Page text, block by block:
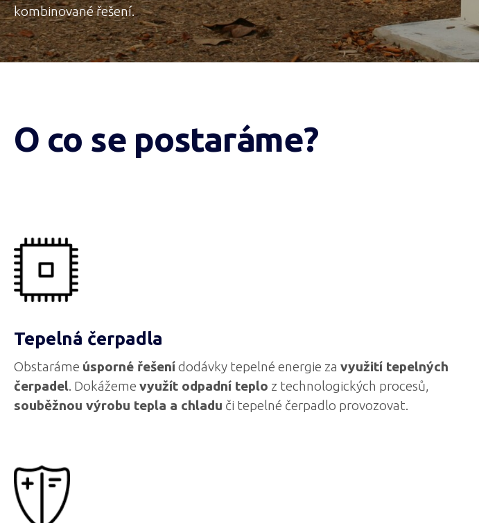
kombinované řešení.
O co se postaráme?
Tepelná čerpadla
Obstaráme úsporné řešenídodávky tepelné energie za využití tepelných
čerpadel. Dokážeme využít odpadní teplo z technologických procesů,
souběžnou výrobu tepla a chladu či tepelné čerpadlo provozovat.